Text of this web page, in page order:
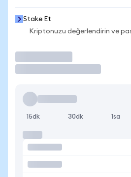
Stake Et
Kriptonuzu değerlendirin ve
15dk 30dk 1sa